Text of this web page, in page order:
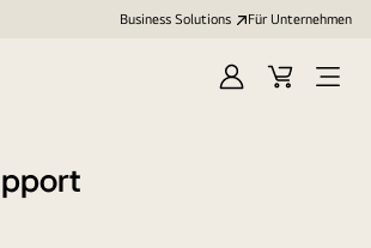
Business Solutions Für Unternehmen
Anmelden
Cart
Open